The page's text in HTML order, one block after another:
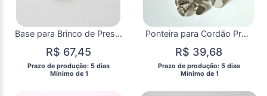
Base para Brinco de Pressão Dourado ( 10 Pares)
R$ 67,45
Prazo de produção: 5 dias
  Mínimo de 1
Ponteira para Cordão Prateada
R$ 39,68
Prazo de produção: 5 dias
  Mínimo de 1